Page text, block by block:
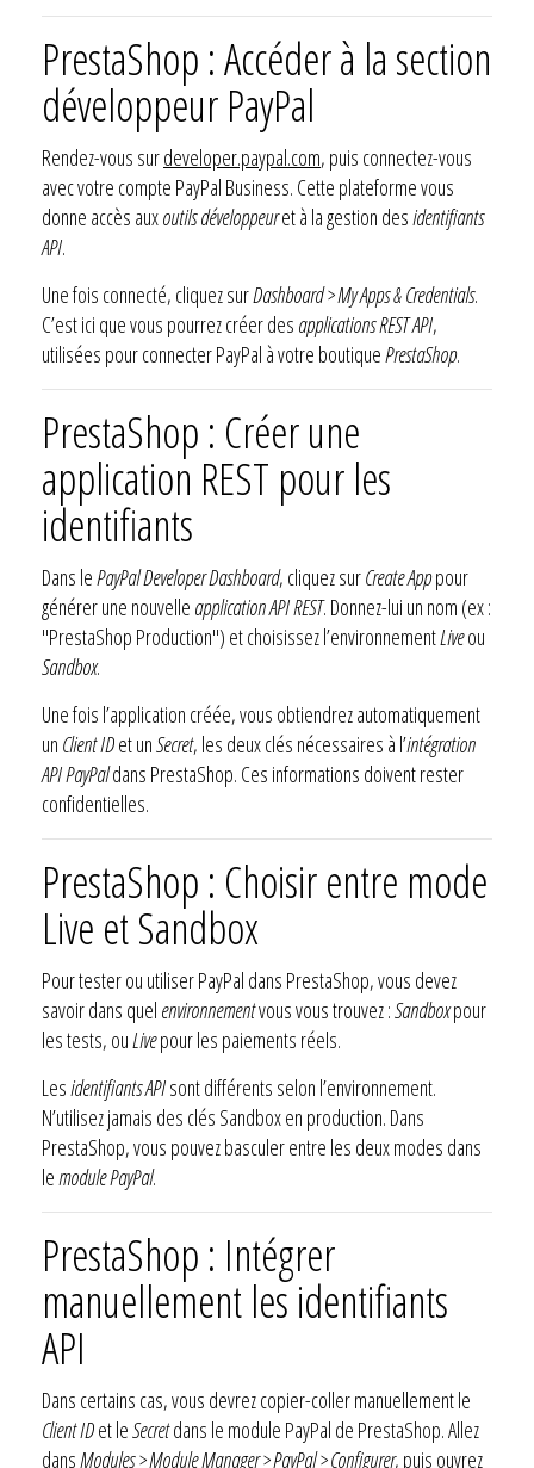
PrestaShop : Accéder à la section
développeur PayPal
Rendez-vous surdeveloper.paypal.com, puis connectez-vous
avec votre compte PayPal Business. Cette plateforme vous
donne accès auxoutils développeuret à la gestion desidentifiants
API.
Une fois connecté, cliquez surDashboard > My Apps & Credentials.
C’est ici que vous pourrez créer des applications REST API,
utilisées pour connecter PayPal à votre boutiquePrestaShop.
PrestaShop : Créer une
application REST pour les
identifiants
Dans lePayPal Developer Dashboard, cliquez surCreate Apppour
générer une nouvelle application API REST. Donnez-lui un nom (ex :
"PrestaShop Production") et choisissez l’environnementLiveou
Sandbox.
Une fois l’application créée, vous obtiendrez automatiquement
un Client IDet unSecret, les deux clés nécessaires à l’intégration
API PayPaldans PrestaShop. Ces informations doivent rester
confidentielles.
PrestaShop : Choisir entre mode
Live et Sandbox
Pour tester ou utiliser PayPal dans PrestaShop, vous devez
savoir dans quel environnementvous vous trouvez :Sandboxpour
les tests, ouLivepour les paiements réels.
Lesidentifiants APIsont différents selon l’environnement.
N’utilisez jamais des clés Sandbox en production. Dans
PrestaShop, vous pouvez basculer entre les deux modes dans
le module PayPal.
PrestaShop : Intégrer
manuellement les identifiants
API
Dans certains cas, vous devrez copier-coller manuellement le
Client IDet leSecretdans le module PayPal de PrestaShop. Allez
dansModules > Module Manager > PayPal > Configurer, puis ouvrez